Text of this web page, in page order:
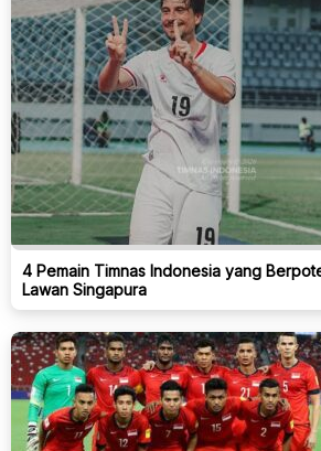
4 Pemain Timnas Indonesia yang
Lawan Singapura